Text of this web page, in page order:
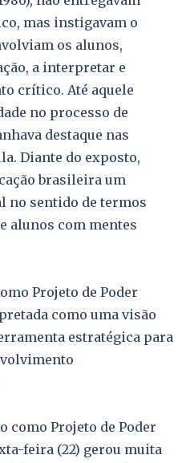
mas instigavam o
os alunos,
a interpretar e
crítico. Até aquele
no processo de
destaque nas
Diante do exposto,
brasileira um
no sentido de termos
alunos com mentes
Projeto de Poder
como uma visão
estratégica para
como Projeto de Poder
feira (22) gerou muita